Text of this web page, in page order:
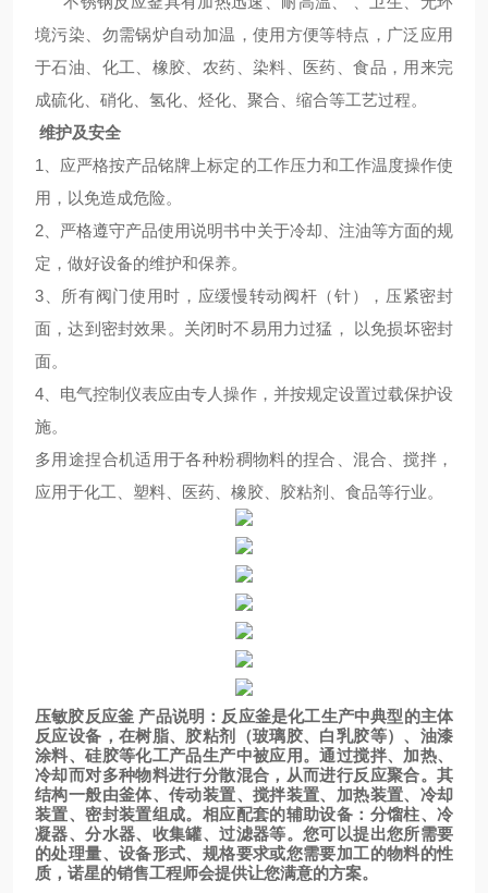
境污染、勿需锅炉自动加温，使用方便等特点，广泛应用
于石油、化工、橡胶、农药、染料、医药、食品，用来完
成硫化、硝化、氢化、烃化、聚合、缩合等工艺过程。
维护及安全
1、应严格按产品铭牌上标定的工作压力和工作温度操作使
用，以免造成危险。
2、严格遵守产品使用说明书中关于冷却、注油等方面的规
定，做好设备的维护和保养。
3、所有阀门使用时，应缓慢转动阀杆（针），压紧密封
面，达到密封效果。关闭时不易用力过猛， 以免损坏密封
面。
4、电气控制仪表应由专人操作，并按规定设置过载保护设
施。
多用途捏合机适用于各种粉稠物料的捏合、混合、搅拌，
应用于化工、塑料、医药、橡胶、胶粘剂、食品等行业。
压敏胶反应釜 产品说明：反应釜是化工生产中典型的主体
反应设备，在树脂、胶粘剂（玻璃胶、白乳胶等）、油漆
涂料、硅胶等化工产品生产中被应用。通过搅拌、加热、
冷却而对多种物料进行分散混合，从而进行反应聚合。其
结构一般由釜体、传动装置、搅拌装置、加热装置、冷却
装置、密封装置组成。相应配套的辅助设备：分馏柱、冷
凝器、分水器、收集罐、过滤器等。您可以提出您所需要
的处理量、设备形式、规格要求或您需要加工的物料的性
质，诺星的销售工程师会提供让您满意的方案。